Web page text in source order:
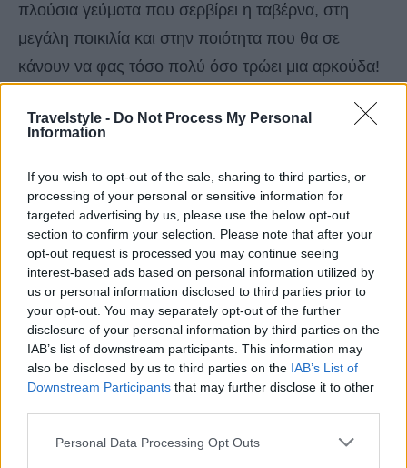
Travelstyle - Do Not Process My Personal
Information
If you wish to opt-out of the sale, sharing to third parties, or
processing of your personal or sensitive information for
targeted advertising by us, please use the below opt-out
section to confirm your selection. Please note that after your
opt-out request is processed you may continue seeing
interest-based ads based on personal information utilized by
us or personal information disclosed to third parties prior to
your opt-out. You may separately opt-out of the further
disclosure of your personal information by third parties on the
IAB’s list of downstream participants. This information may
also be disclosed by us to third parties on the IAB’s List of
Downstream Participants that may further disclose it to other
Please note that this website/app uses one or more Google
Personal Data Processing Opt Outs
πλούσια γεύματα που σερβίρει η ταβέρνα, στη
μεγάλη ποικιλία και στην ποιότητα που θα σε
κάνουν να φας τόσο πολύ όσο τρώει μια αρκούδα!